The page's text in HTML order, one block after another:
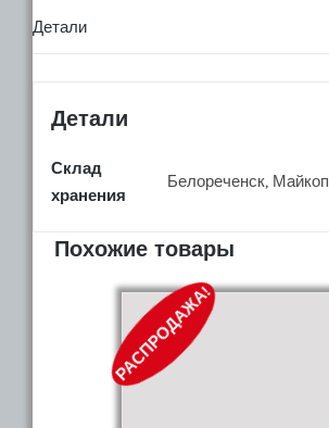
Детали
Детали
Склад
хранения
Белореченск, Майкоп
Похожие товары
РАСПРОДАЖА!